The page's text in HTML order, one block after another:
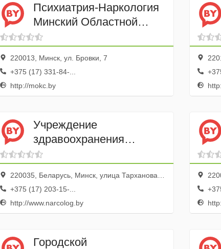
Психиатрия-Наркология
Минский Областной
Клинический центр УЗ
220013, Минск, ул. Бровки, 7
+375 (17) 331-84-...
http://mokc.by
Учреждение
здравоохранения
Городской
наркологический
диспансер Отделение
№ 2, № 3
220035, Беларусь, Минск, улица Тарханова, 16
+375 (17) 203-15-...
http://www.narcolog.by
Городской